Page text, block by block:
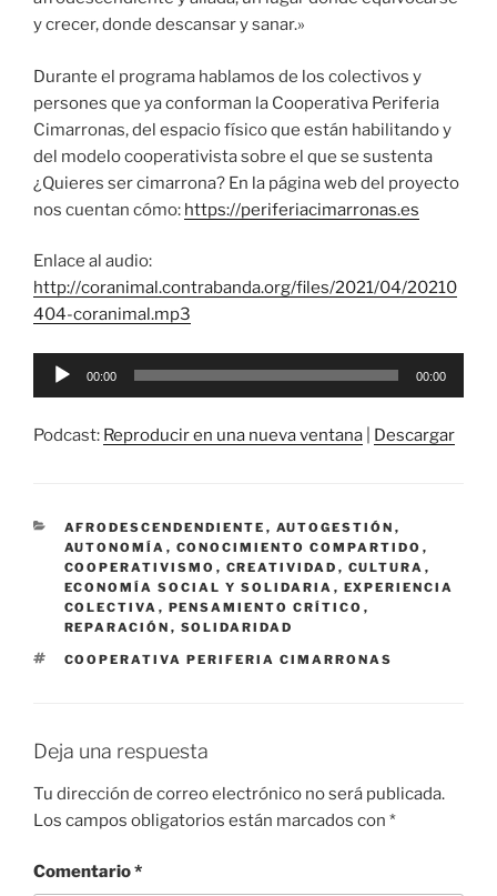
y crecer, donde descansar y sanar.»
Durante el programa hablamos de los colectivos y
persones que ya conforman la Cooperativa Periferia
Cimarronas, del espacio físico que están habilitando y
del modelo cooperativista sobre el que se sustenta
¿Quieres ser cimarrona? En la página web del proyecto
nos cuentan cómo: https://periferiacimarronas.es
Enlace al audio:
http://coranimal.contrabanda.org/files/2021/04/20210
404-coranimal.mp3
Reproductor
00:00 00:00
Podcast: Reproducir en una nueva ventana Descargar
CATEGORÍAS
AFRODESCENDENDIENTE , AUTOGESTIÓN ,
AUTONOMÍA , CONOCIMIENTO COMPARTIDO ,
COOPERATIVISMO , CREATIVIDAD , CULTURA ,
ECONOMÍA SOCIAL Y SOLIDARIA , EXPERIENCIA
COLECTIVA , PENSAMIENTO CRÍTICO ,
REPARACIÓN , SOLIDARIDAD
ETIQUETAS
COOPERATIVA PERIFERIA CIMARRONAS
Deja una respuesta
Tu dirección de correo electrónico no será publicada.
Los campos obligatorios están marcados con *
Comentario*